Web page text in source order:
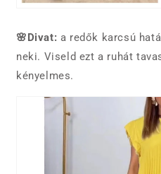
🌸Divat: a redők karcsú
neki. Viseld ezt a ruhát
kényelmes.